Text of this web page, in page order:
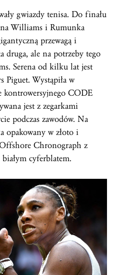
gwiazdy tenisa. Do finału
Williams i Rumunka
przewagą i
druga, ale na potrzeby tego
Serena od kilku lat jest
Piguet. Wystąpiła w
CODE
jest z zegarkami
podczas zawodów. Na
opakowany w złoto i
Chronograph z
cyferblatem.